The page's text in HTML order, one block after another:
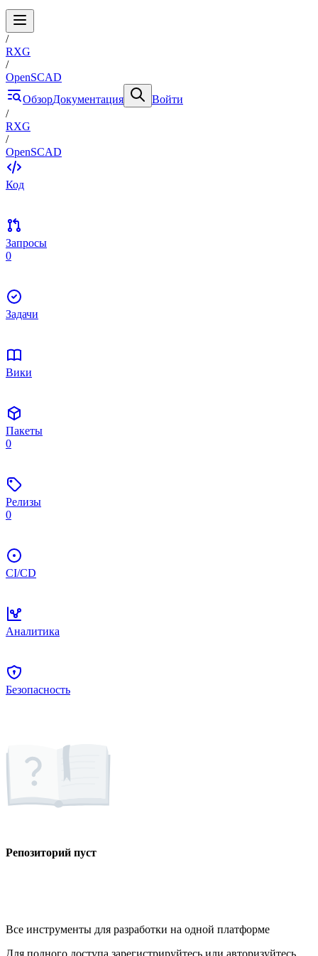
/
RXG
/
OpenSCAD
ОбзорДокументация
Войти
/
RXG
/
OpenSCAD
Код
Запросы
0
Задачи
Вики
Пакеты
0
Релизы
0
CI/CD
Аналитика
Безопасность
Репозиторий пуст
Все инструменты для разработки на одной платформе
Для полного доступа зарегистрируйтесь или авторизуйтесь